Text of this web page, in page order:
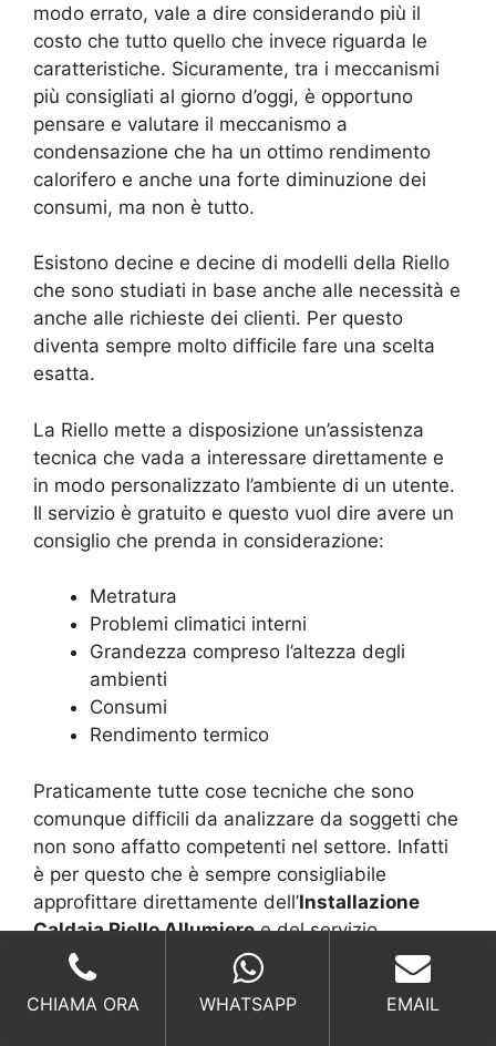
modo errato, vale a dire considerando più il
costo che tutto quello che invece riguarda le
caratteristiche. Sicuramente, tra i meccanismi
più consigliati al giorno d’oggi, è opportuno
pensare e valutare il meccanismo a
condensazione che ha un ottimo rendimento
calorifero e anche una forte diminuzione dei
consumi, ma non è tutto.
Esistono decine e decine di modelli della Riello
che sono studiati in base anche alle necessità e
anche alle richieste dei clienti. Per questo
diventa sempre molto difficile fare una scelta
esatta.
La Riello mette a disposizione un’assistenza
tecnica che vada a interessare direttamente e
in modo personalizzato l’ambiente di un utente.
Il servizio è gratuito e questo vuol dire avere un
consiglio che prenda in considerazione:
Metratura
Problemi climatici interni
Grandezza compreso l’altezza degli
ambienti
Consumi
Rendimento termico
Praticamente tutte cose tecniche che sono
comunque difficili da analizzare da soggetti che
non sono affatto competenti nel settore. Infatti
è per questo che è sempre consigliabile
approfittare direttamente dell’Installazione
Caldaia Riello Allumieree del servizio
connesso anche perché è totalmente gratuito.
Installazione Caldaia Riello Allumiere,
CHIAMA ORA WHATSAPP EMAIL